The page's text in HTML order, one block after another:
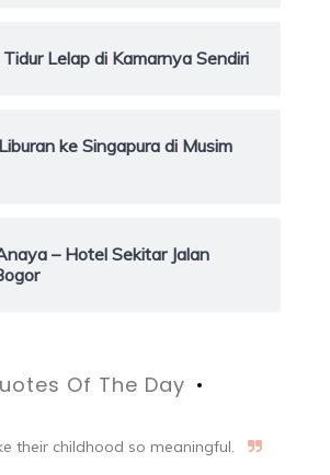
Lelap di Kamarnya Sendiri
ke Singapura di Musim
– Hotel Sekitar Jalan
Of The Day
their childhood so meaningful.